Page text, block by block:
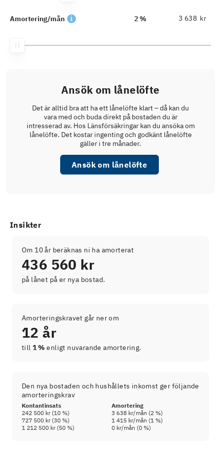
Amortering/mån 2 % kr
Ansök om lånelöfte
Det är alltid bra att ha ett lånelöfte klart – då kan du
vara med och buda direkt på bostaden du är
intresserad av. Hos Länsförsäkringar kan du ansöka om
lånelöfte. Det kostar ingenting och godkänt lånelöfte
gäller i tre månader.
Ansök om lånelöfte
Insikter
Om 10 år beräknas ni ha amorterat
436 560 kr
på lånet på er nya bostad.
Amorteringskravet går ner om
12 år
till 1 % enligt nuvarande amortering.
Den nya bostaden och hushållets inkomst ger följande
amorteringskrav
Kontantinsats
Amortering
242 500 kr(10 %) 3 638 kr/mån (2 %)
727 500 kr(30 %) 1 415 kr/mån (1 %)
1 212 500 kr(50 %) 0 kr/mån (0 %)